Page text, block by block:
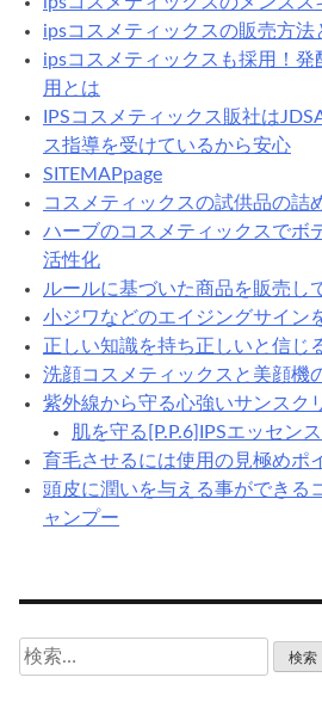
ipsコスメティックスの販売方法
ipsコスメティックスも採用！
用とは
IPSコスメティックス販社は
ス指導を受けているから安心
SITEMAPpage
コスメティックスの試供品の詰
ハーブのコスメティックスでボ
活性化
ルールに基づいた商品を販売し
小ジワなどのエイジングサイン
正しい知識を持ち正しいと信じ
洗顔コスメティックスと美顔機
紫外線から守る心強いサンスク
肌を守る[P.P.6]IPSエッセン
育毛させるには使用の見極めポ
頭皮に潤いを与える事ができる
ャンプー
検
索: